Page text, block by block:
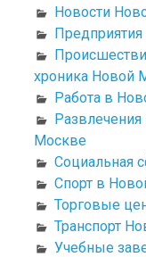
Новости
хроника Новой
Работа в
Москве
Социальная
Спорт в
Торговые
Транспорт
Учебные